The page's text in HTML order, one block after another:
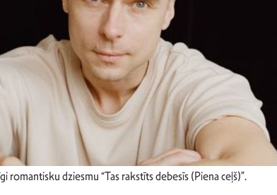
dziesmu “Tas rakstīts debesīs (Piena ceļš)”.